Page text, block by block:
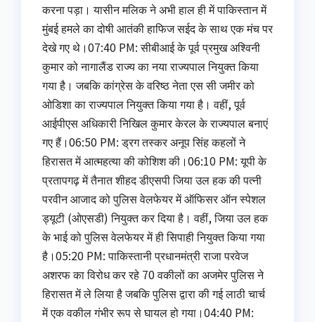
करना पड़ा। यासीन मलिक ने अभी हाल ही में पाकिस्तान में
मुंबई हमले का दोषी आतंकी हाफिज सईद के साथ एक मंच पर
देखे गए थे।07:40 PM: सीबीआई के पूर्व प्रमुख अश्विनी
कुमार को नागालैंड राज्य का नया राज्यपाल नियुक्त किया
गया है। जबकि कांग्रेस के वरिष्ठ नेता एस सी जमीर को
ओडिशा का राज्यपाल नियुक्त किया गया है। वहीं, पूर्व
आईपीएस अधिकारी निखिल कुमार केरल के राज्यपाल बनाएं
गए हैं।06:50 PM: ड्रग तस्कर अनूप सिंह कहलों ने
हिरासत में आत्महत्या की कोशिश की।06:10 PM: यूपी के
प्रतापगढ़ में तैनात शीहद डीएसपी जिया उल हक की पत्‍नी
परवीन आजाद को पुलिस वेलफेयर में ऑफि‍सर ऑन स्‍पेशल
ड्यूटी (ओएसडी) नियुक्त कर दिया है। वहीं, जिया उल हक
के भाई को पुलिस वेलफेयर में ही सिपाही नियुक्त किया गया
है।05:20 PM: पाकिस्तानी प्रधानमंत्री राजा परवेज
अशरफ का विरोध कर रहे 70 वकीलों का अजमेर पुलिस ने
हिरासत में ले लिया है जबकि पुलिस द्वारा की गई लाठी चार्च
में एक वकील गंभीर रूप से घायल हो गया।04:40 PM: